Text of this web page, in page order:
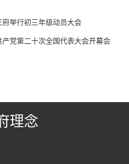
举行初三年级动员大会
党第二十次全国代表大会开幕会
理念